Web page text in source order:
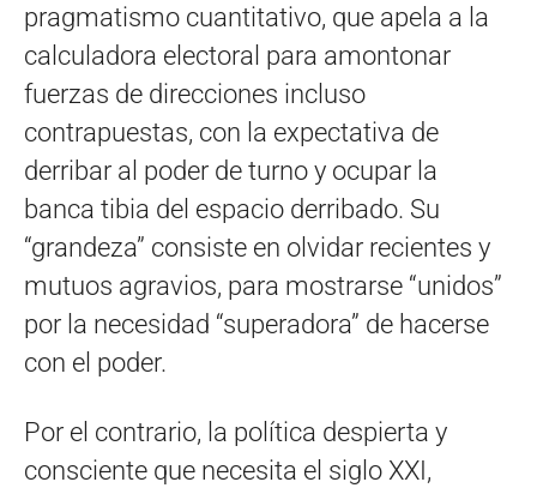
pragmatismo cuantitativo, que apela a la
calculadora electoral para amontonar
fuerzas de direcciones incluso
contrapuestas, con la expectativa de
derribar al poder de turno y ocupar la
banca tibia del espacio derribado. Su
“grandeza” consiste en olvidar recientes y
mutuos agravios, para mostrarse “unidos”
por la necesidad “superadora” de hacerse
con el poder.
Por el contrario, la política despierta y
consciente que necesita el siglo XXI,